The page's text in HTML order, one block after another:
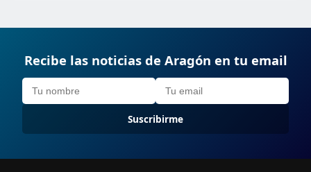
Recibe las noticias de Aragón en tu email
Suscribirme